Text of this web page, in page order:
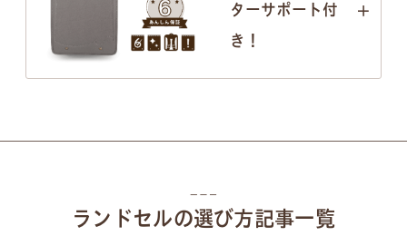
ターサポート付
き！
ランドセルの選び方記事一覧